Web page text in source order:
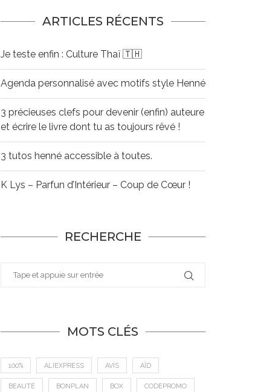
ARTICLES RÉCENTS
Je teste enfin : Culture Thaï 🇹🇭
Agenda personnalisé avec motifs style Henné
3 précieuses clefs pour devenir (enfin) auteure
et écrire le livre dont tu as toujours rêvé !
3 tutos henné accessible à toutes.
K Lys – Parfun d’Intérieur – Coup de Cœur !
RECHERCHE
MOTS CLÉS
100% ALIEXPRESS AVIS AÏD
BEAUTÉ BONPLAN BOX CODEPROMO